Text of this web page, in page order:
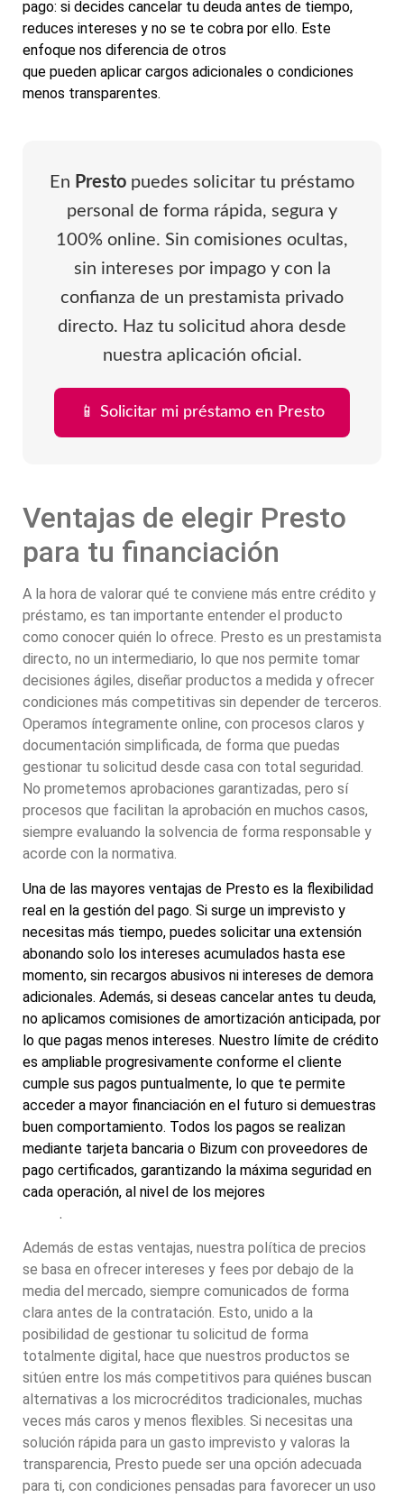
pago: si decides cancelar tu deuda antes de tiempo,
reduces intereses y no se te cobra por ello. Este
enfoque nos diferencia de otros
que pueden aplicar cargos adicionales o condiciones
menos transparentes.
En Presto puedes solicitar tu préstamo
personal de forma rápida, segura y
100% online. Sin comisiones ocultas,
sin intereses por impago y con la
confianza de un prestamista privado
directo. Haz tu solicitud ahora desde
nuestra aplicación oficial.
📱 Solicitar mi préstamo en Presto
Ventajas de elegir Presto
para tu financiación
A la hora de valorar qué te conviene más entre crédito y
préstamo, es tan importante entender el producto
como conocer quién lo ofrece. Presto es un prestamista
directo, no un intermediario, lo que nos permite tomar
decisiones ágiles, diseñar productos a medida y ofrecer
condiciones más competitivas sin depender de terceros.
Operamos íntegramente online, con procesos claros y
documentación simplificada, de forma que puedas
gestionar tu solicitud desde casa con total seguridad.
No prometemos aprobaciones garantizadas, pero sí
procesos que facilitan la aprobación en muchos casos,
siempre evaluando la solvencia de forma responsable y
acorde con la normativa.
Una de las mayores ventajas de Presto es la flexibilidad
real en la gestión del pago. Si surge un imprevisto y
necesitas más tiempo, puedes solicitar una extensión
abonando solo los intereses acumulados hasta ese
momento, sin recargos abusivos ni intereses de demora
adicionales. Además, si deseas cancelar antes tu deuda,
no aplicamos comisiones de amortización anticipada, por
lo que pagas menos intereses. Nuestro límite de crédito
es ampliable progresivamente conforme el cliente
cumple sus pagos puntualmente, lo que te permite
acceder a mayor financiación en el futuro si demuestras
buen comportamiento. Todos los pagos se realizan
mediante tarjeta bancaria o Bizum con proveedores de
pago certificados, garantizando la máxima seguridad en
cada operación, al nivel de los mejores
.
Además de estas ventajas, nuestra política de precios
se basa en ofrecer intereses y fees por debajo de la
media del mercado, siempre comunicados de forma
clara antes de la contratación. Esto, unido a la
posibilidad de gestionar tu solicitud de forma
totalmente digital, hace que nuestros productos se
sitúen entre los más competitivos para quiénes buscan
alternativas a los microcréditos tradicionales, muchas
veces más caros y menos flexibles. Si necesitas una
solución rápida para un gasto imprevisto y valoras la
transparencia, Presto puede ser una opción adecuada
para ti, con condiciones pensadas para favorecer un uso